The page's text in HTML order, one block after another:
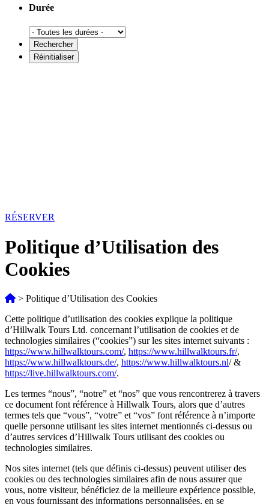
Durée
RÉSERVER
Politique d’Utilisation des
Cookies
> Politique d’Utilisation des Cookies
Cette politique d’utilisation des cookies explique la politique
d’Hillwalk Tours Ltd. concernant l’utilisation de cookies et de
technologies similaires (“cookies”) sur les sites internet suivants :
https://www.hillwalktours.com/, https://www.hillwalktours.fr/,
https://www.hillwalktours.de/, https://www.hillwalktours.nl/ &
https://live.hillwalktours.com/.
Les termes “nous”, “notre” et “nos” que vous rencontrerez à travers
ce document font référence à Hillwalk Tours, alors que d’autres
termes tels que “vous”, “votre” et “vos” font référence à n’importe
quelle personne utilisant les sites internet mentionnés ci-dessus ou
d’autres services d’Hillwalk Tours utilisant des cookies ou
technologies similaires.
Nos sites internet (tels que définis ci-dessus) peuvent utiliser des
cookies ou des technologies similaires afin de nous assurer que
vous, notre visiteur, bénéficiez de la meilleure expérience possible,
en vous fournissant des informations personnalisées, en se